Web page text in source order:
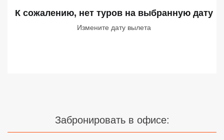
К сожалению, нет туров на выбранную дату
Измените дату вылета
Забронировать в офисе:
Сетевые отели Турции
Сетевые отели Египта
Сетевые отели Вьетнама